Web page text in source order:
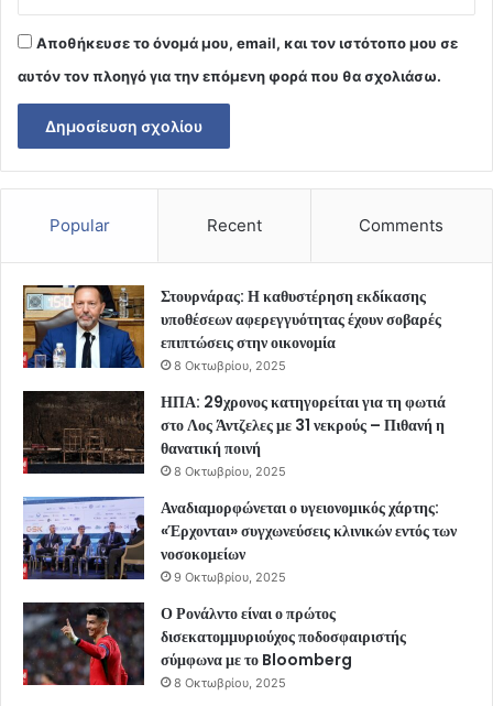
Αποθήκευσε το όνομά μου, email, και τον ιστότοπο μου σε
αυτόν τον πλοηγό για την επόμενη φορά που θα σχολιάσω.
Popular Recent Comments
Στουρνάρας: Η καθυστέρηση εκδίκασης
υποθέσεων αφερεγγυότητας έχουν σοβαρές
επιπτώσεις στην οικονομία
8 Οκτωβρίου, 2025
ΗΠΑ: 29χρονος κατηγορείται για τη φωτιά
στο Λος Άντζελες με 31 νεκρούς – Πιθανή η
θανατική ποινή
8 Οκτωβρίου, 2025
Αναδιαμορφώνεται ο υγειονομικός χάρτης:
«Έρχονται» συγχωνεύσεις κλινικών εντός των
νοσοκομείων
9 Οκτωβρίου, 2025
Ο Ρονάλντο είναι ο πρώτος
δισεκατομμυριούχος ποδοσφαιριστής
σύμφωνα με το Bloomberg
8 Οκτωβρίου, 2025